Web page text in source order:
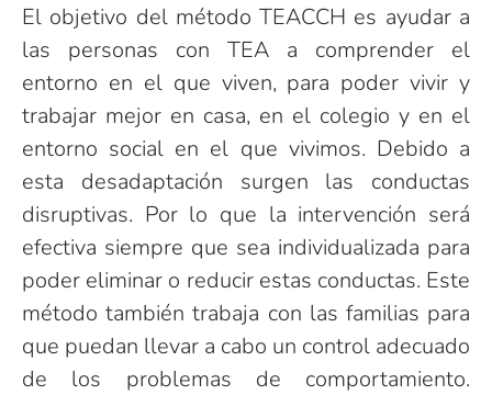
El objetivo del método TEACCH es ayudar a
las personas con TEA a comprender el
entorno en el que viven, para poder vivir y
trabajar mejor en casa, en el colegio y en el
entorno social en el que vivimos. Debido a
esta desadaptación surgen las conductas
disruptivas. Por lo que la intervención será
efectiva siempre que sea individualizada para
poder eliminar o reducir estas conductas. Este
método también trabaja con las familias para
que puedan llevar a cabo un control adecuado
de los problemas de comportamiento.